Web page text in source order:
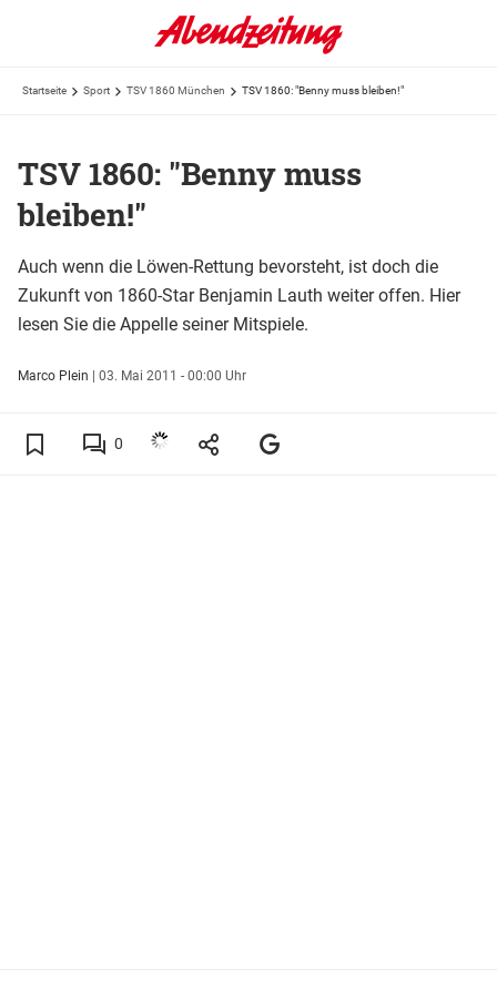
Startseite Sport TSV 1860 München TSV 1860: "Benny muss bleiben!"
TSV 1860: "Benny muss
bleiben!"
Auch wenn die Löwen-Rettung bevorsteht, ist doch die
Zukunft von 1860-Star Benjamin Lauth weiter offen. Hier
lesen Sie die Appelle seiner Mitspiele.
Marco Plein | 03. Mai 2011 - 00:00 Uhr
0